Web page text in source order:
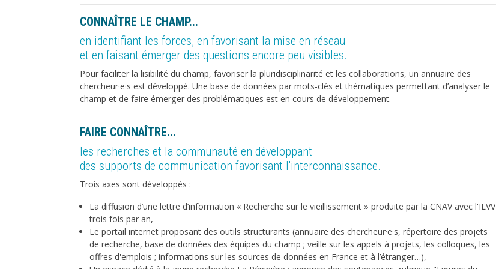
CONNAÎTRE LE CHAMP...
en identifiant les forces, en favorisant la mise en réseau
et en faisant émerger des questions encore peu visibles.
Pour faciliter la lisibilité du champ, favoriser la pluridisciplinarité et les collaborations, un annuaire des
chercheur·e·s est développé. Une base de données par mots-clés et thématiques permettant d’analyser le
champ et de faire émerger des problématiques est en cours de développement.
FAIRE CONNAÎTRE...
les recherches et la communauté en développant
des supports de communication favorisant l'interconnaissance.
Trois axes sont développés :
La diffusion d’une lettre d’information « Recherche sur le vieillissement » produite par la CNAV avec l'ILVV
trois fois par an,
Le portail internet proposant des outils structurants (annuaire des chercheur·e·s, répertoire des projets
de recherche, base de données des équipes du champ ; veille sur les appels à projets, les colloques, les
offres d'emplois ; informations sur les sources de données en France et à l’étranger…),